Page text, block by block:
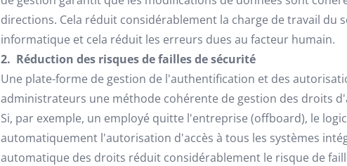
directions. Cela réduit considérablement la charge de travail du
informatique et cela réduit les erreurs dues au facteur humain.
2. Réduction des risques de failles de sécurité
Une plate-forme de gestion de l'authentification et des
administrateurs une méthode cohérente de gestion des droits
Si, par exemple, un employé quitte l'entreprise (offboard), le
automatiquement l'autorisation d'accès à tous les systèmes
automatique des droits réduit considérablement le risque de